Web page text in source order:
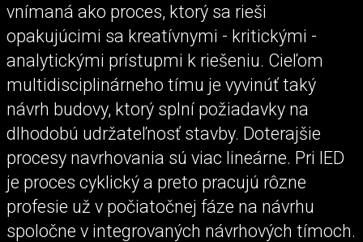
vnímaná ako proces, ktorý sa rieši
opakujúcimi sa kreatívnymi - kritickými -
analytickými prístupmi k riešeniu. Cieľom
multidisciplinárneho tímu je vyvinúť taký
návrh budovy, ktorý splní požiadavky na
dlhodobú udržateľnosť stavby. Doterajšie
procesy navrhovania sú viac lineárne. Pri IED
je proces cyklický a preto pracujú rôzne
profesie už v počiatočnej fáze na návrhu
spoločne v integrovaných návrhových tímoch.